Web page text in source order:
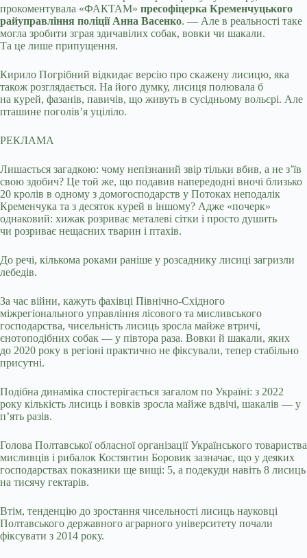
прокоментувала «ФАКТАМ» пресофіцерка Кременчуцького
райуправління поліції Анна Васенко. — Але в реальності таке
могла зробити зграя здичавілих собак, вовки чи шакали.
Та це лише припущення.
Кирило Погрібний відкидає версію про скажену лисицю, яка
також розглядається. На його думку, лисиця полювала б
на курей, фазанів, павичів, що живуть в сусідньому вольєрі. Але
пташине поголів’я уціліло.
РЕКЛАМА
Лишається загадкою: чому непізнаний звір тільки вбив, а не з’їв
свою здобич? Це той же, що подавив напередодні вночі близько
20 кролів в одному з домогосподарств у Потоках неподалік
Кременчука та з десяток курей в іншому? Адже «почерк»
однаковий: хижак розриває металеві сітки і просто душить
чи розриває нещасних тварин і птахів.
До речі, кількома роками раніше у розсаднику лисиці загризли
лебедів.
За час війни, кажуть фахівці Північно-Східного
міжрегіонального управління лісового та мисливського
господарства, чисельність лисиць зросла майже втричі,
єнотоподібних собак — у півтора раза. Вовки й шакали, яких
до 2020 року в регіоні практично не фіксували, тепер стабільно
присутні.
Подібна динаміка спостерігається загалом по Україні: з 2022
року кількість лисиць і вовків зросла майже вдвічі, шакалів — у
п’ять разів.
Голова Полтавської обласної організації Українського товариства
мисливців і рибалок Костянтин Боровик зазначає, що у деяких
господарствах показники ще вищі: 5, а подекуди навіть 8 лисиць
на тисячу гектарів.
Втім, тенденцію до зростання чисельності лисиць науковці
Полтавського державного аграрного університету почали
фіксувати з 2014 року.